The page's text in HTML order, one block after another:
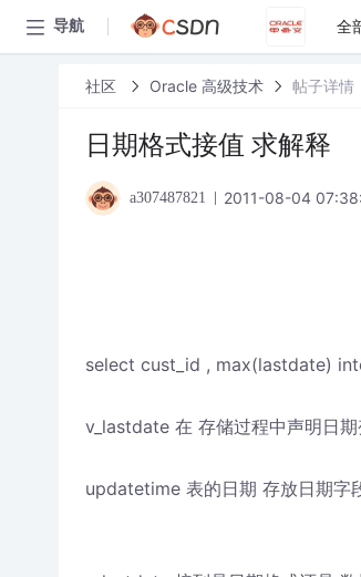
导航 全
社区 Oracle 高级技术 帖子详情
日期格式接值 求解释
a307487821 2011-08-04
select cust_id , max(lastdate)
v_lastdate 在 存储过程中声明日期
updatetime 表的日期 存放日期